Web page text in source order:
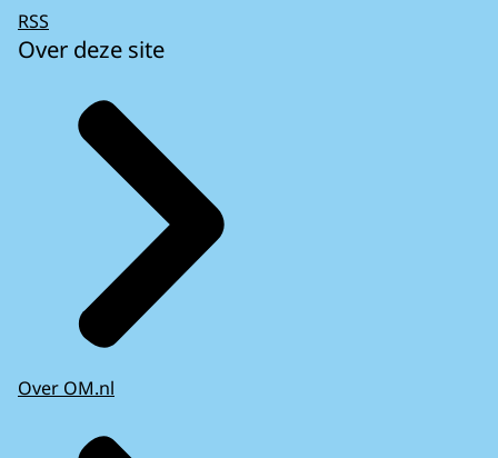
RSS
Over deze site
Over OM.nl